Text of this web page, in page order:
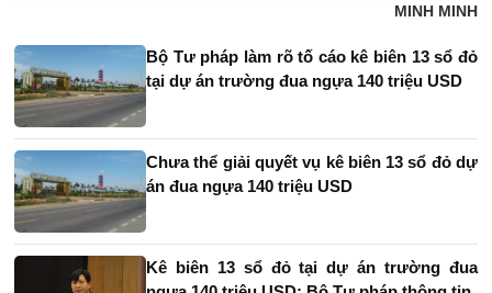
MINH MINH
Bộ Tư pháp làm rõ tố cáo kê biên 13 sổ đỏ
tại dự án trường đua ngựa 140 triệu USD
Chưa thể giải quyết vụ kê biên 13 sổ đỏ dự
án đua ngựa 140 triệu USD
Kê biên 13 sổ đỏ tại dự án trường đua